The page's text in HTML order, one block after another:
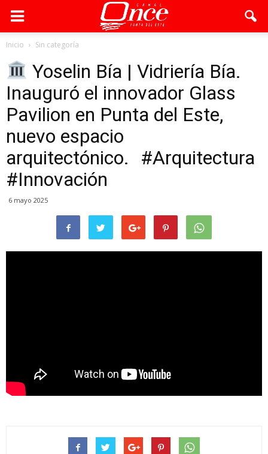
Inicio Sin categoría
Yoselin Bía | Vidriería Bía.
Inauguró el innovador Glass
Pavilion en Punta del Este,
nuevo espacio
arquitectónico. #Arquitectura
#Innovación
6 mayo 2025